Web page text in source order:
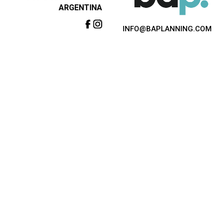
ARGENTINA
INFO@BAPLANNING.COM